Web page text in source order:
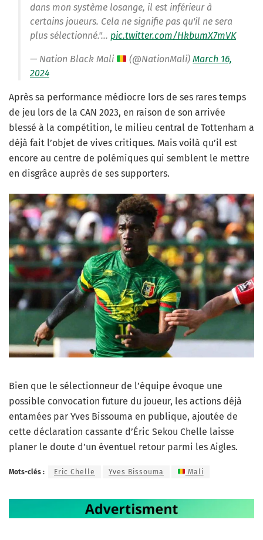
dans mon système losange, il est inférieur à
certains joueurs. Cela ne signifie pas qu'il ne sera
plus sélectionné."… pic.twitter.com/HkbumX7mVK
— Nation Black Mali (@NationMali)March 16,
2024
Après sa performance médiocre lors de ses rares temps
de jeu lors de la CAN 2023, en raison de son arrivée
blessé à la compétition, le milieu central de Tottenham a
déjà fait l’objet de vives critiques. Mais voilà qu’il est
encore au centre de polémiques qui semblent le mettre
en disgrâce auprès de ses supporters.
Bien que le sélectionneur de l’équipe évoque une
possible convocation future du joueur, les actions déjà
entamées par Yves Bissouma en publique, ajoutée de
cette déclaration cassante d’Éric Sekou Chelle laisse
planer le doute d’un éventuel retour parmi les Aigles.
Mots-clés : Eric Chelle Yves Bissouma Mali